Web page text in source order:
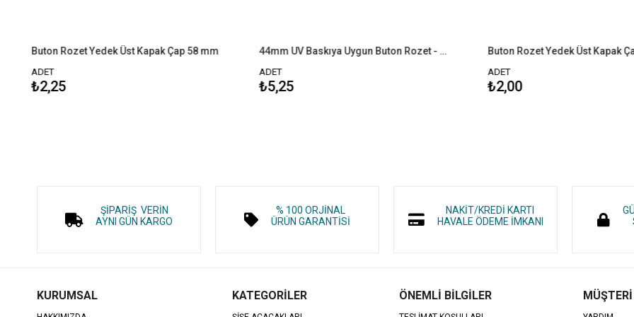
Kapak Çap 58 mm 44mm UV Baskıya Uygun Buton Rozet - 1000 Adet Montajlı Buton Rozet Yedek Üst Kapak Çap 44 mm
ŞİPARİŞ VERİN
AYNI GÜN KARGO
% 100 ORJİNAL
ÜRÜN GARANTİSİ
NAKİT/KREDİ KARTI
HAVALE ÖDEME İMKANI
KURUMSAL KATEGORİLER ÖNEMLİ BİLGİLER